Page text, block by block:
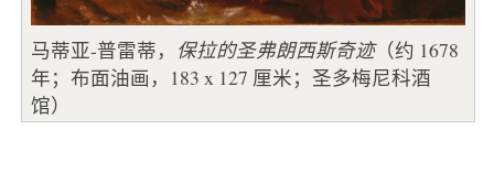
马蒂亚-普雷蒂， 保拉的圣弗朗西斯奇迹（约 1678
年；布面油画，183 x 127 厘米；圣多梅尼科酒
馆）